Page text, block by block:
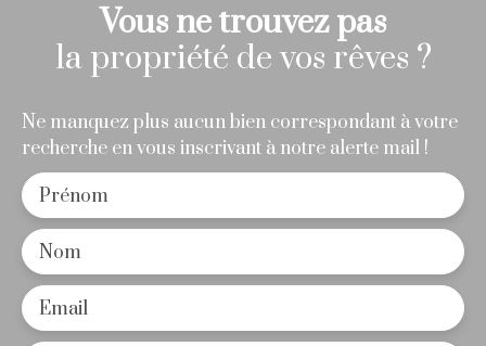
Vous ne trouvez pas
la propriété de vos rêves ?
Ne manquez plus aucun bien correspondant à votre
recherche en vous inscrivant à notre alerte mail !
Prénom
Nom
Email